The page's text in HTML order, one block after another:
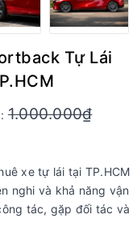
Tự Lái
1.000.000₫
xe tự lái tại TP.HCM
nghi và khả năng vận
tác, gặp đối tác và